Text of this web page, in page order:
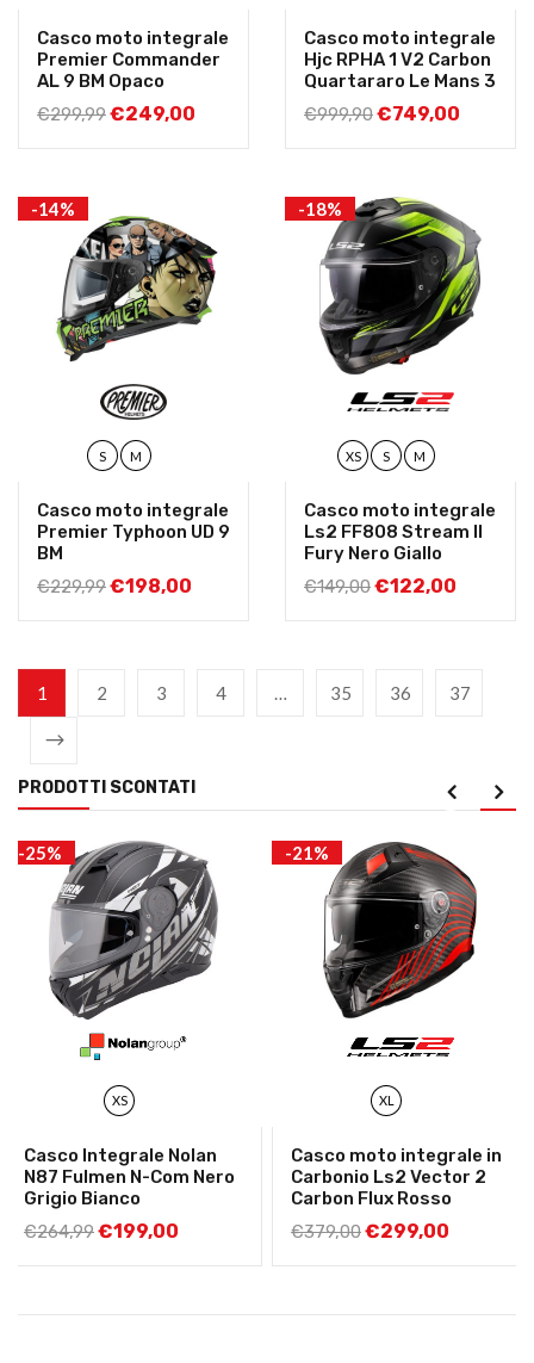
Casco moto integrale
Premier Commander
AL 9 BM Opaco
€299,99€249,00
Casco moto integrale
Hjc RPHA 1 V2 Carbon
Quartararo Le Mans 3
€999,90€749,00
-14%
S M
Casco moto integrale
Premier Typhoon UD 9
BM
€229,99€198,00
-18%
XS S M
Casco moto integrale
Ls2 FF808 Stream II
Fury Nero Giallo
€149,00€122,00
1 2 3 4 … 35 36 37
PRODOTTI SCONTATI
-25%
XS
Casco Integrale Nolan
N87 Fulmen N-Com Nero
Grigio Bianco
€264,99€199,00
-21%
XL
Casco moto integrale in
Carbonio Ls2 Vector 2
Carbon Flux Rosso
€379,00€299,00